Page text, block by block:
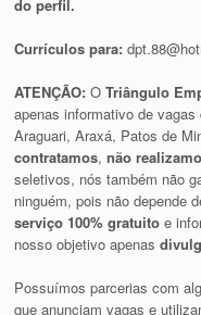
do perfil.
Currículos para:
ATENÇÃO: OTriângulo
apenas informativo de
Araguari, Araxá, Patos de
contratamos,não
seletivos, nós também não
ninguém, pois não depende
serviço 100% gratuito e
nosso objetivo apenas
Possuímos parcerias com
que anunciam vagas e